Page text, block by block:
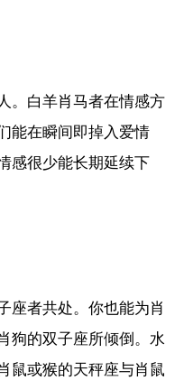
。白羊肖马者在情感方
能在瞬间即掉入爱情
感很少能长期延续下
座者共处。你也能为肖
狗的双子座所倾倒。水
鼠或猴的天秤座与肖鼠